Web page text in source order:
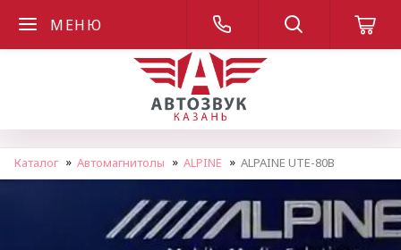
МЕНЮ
Каталог Автомагнитолы ALPINE ALPAINE UTE-80B